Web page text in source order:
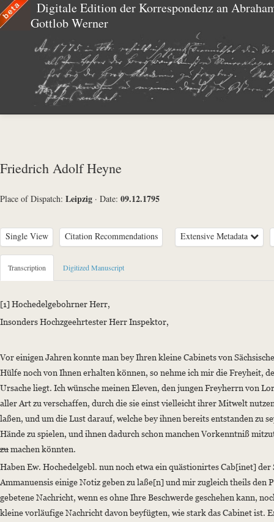
Digitale Edition der Korrespondenz an
Gottlob Werner
Friedrich Adolf Heyne
Place of Dispatch: Leipzig · Date: 09.12.1795
Single View Citation Recommendations Extensive Metadata
Metadata Concerning Header
Sender: Heyne, Friedrich Adolf
Recipient: Werner, Abraham Gottlob
Date: 09.12.1795
Manuscript
Provider: Universitätsbibliothek "Georg Agricola" der Technischen
Classification Number: Nachlass Abraham Gottlob Werner, Band II
Incipit: „[1] Hochedelgebohrner Herr,
Insonders Hochzgeehrtester Herr Inspektor,
Vor einigen Jahren konnte man bey Ihren kleine Cabinets von
Language
German
Transcription Digitized Manuscript
[1] Hochedelgebohrner Herr,
Insonders Hochzgeehrtester Herr Inspektor,
Vor einigen Jahren konnte man bey Ihren kleine Cabinets von
Hülfe noch von Ihnen erhalten können, so nehme ich mir die Freyheit,
Ursache liegt. Ich wünsche meinen Eleven, den jungen Freyherrn von
aller Art zu verschaffen, durch die sie einst vielleicht ihrer Mitwelt
laßen, und um die Lust darauf, welche bey ihnen bereits entstanden zu
Hände zu spielen, und ihnen dadurch schon manchen Vorkenntniß
zumachen könnten.
Haben Ew. Hochedelgebl. nun noch etwa ein quästionirtes Cab[inet]
Ammanuensis einige Notiz geben zu laße[n] und mir zugleich theils
gebetene Nachricht, wenn es ohne Ihre Beschwerde geschehen kann,
kleine vorläufige Nachricht davon beyfügten, wie stark das Cabinet ist.